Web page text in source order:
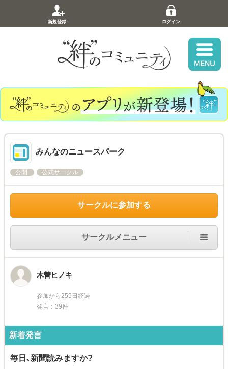
新規登録 ログイン
みんなのニュースパーク
公開 公式サークル
サークルに参加する
サークルメニュー
木曽ヒノキ
参加から259日経過
発言：39件
新着発言
毎日､新聞読みますか?